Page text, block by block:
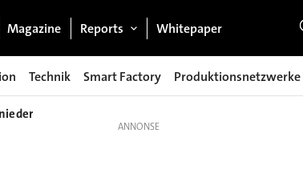
Magazine Reports Whitepaper
Technik Smart Factory Produktionsnetzwerke